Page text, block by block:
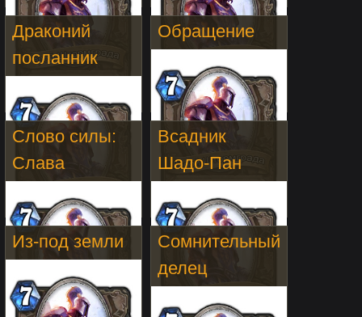
Драконий
посланник
Обращение
Слово силы:
Слава
Всадник
Шадо-Пан
Из-под земли
Сомнительный
делец